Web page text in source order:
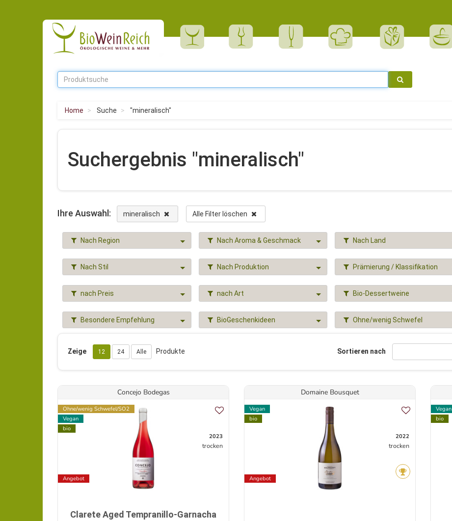
Home Suche "mineralisch"
Suchergebnis "mineralisch"
Ihre Auswahl: mineralisch Alle Filter löschen
Nach Region Nach Aroma & Geschmack Nach Land
Nach Stil Nach Produktion Prämierung / Klassifikation
nach Preis nach Art Bio-Dessertweine
Besondere Empfehlung BioGeschenkideen Ohne/wenig Schwefel
Zeige 12 24 Alle Produkte Sortieren nach
Concejo Bodegas
Ohne/wenig Schwefel/SO2
Vegan
bio
Angebot
2023
trocken
Clarete Aged Tempranillo-Garnacha
Domaine Bousquet
Vegan
bio
Angebot
2022
trocken
Vegan
bio